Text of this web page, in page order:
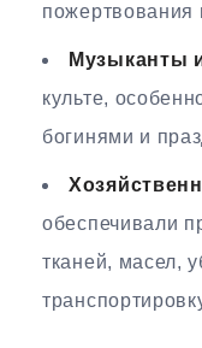
Музыканты
культе,
богинями и
обеспечивали
тканей, масел,